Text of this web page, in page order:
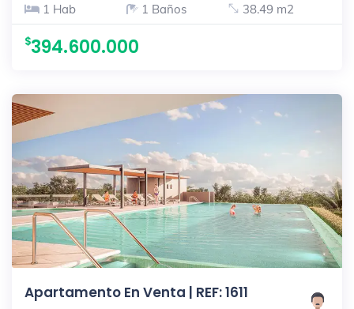
1 Hab
1 Baños 38.49 m2
394.600.000
Apartamento En Venta | REF: 1611